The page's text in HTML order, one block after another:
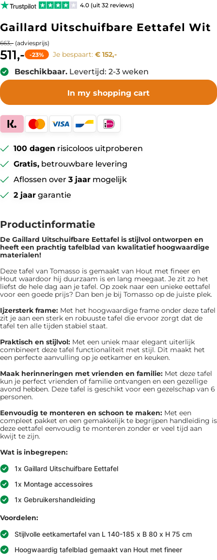
Productinformatie
De Gaillard Uitschuifbare Eettafel is ​​stijlvol ontworpen en
heeft een prachtig tafelblad van kwalitatief hoogwaardige
materialen!
Deze tafel van Tomasso is gemaakt van Hout met fineer en
Hout waardoor hij duurzaam is en lang meegaat. Je zit zo het
liefst de hele dag aan je tafel. Op zoek naar een unieke eettafel
voor een goede prijs? Dan ben je bij Tomasso op de juiste plek.
Ijzersterk frame: Met het hoogwaardige frame onder deze tafel
zit je aan een sterk en robuuste tafel die ervoor zorgt dat de
tafel ten alle tijden stabiel staat.
Praktisch en stijlvol: Met een uniek maar elegant uiterlijk
combineert deze tafel functionaliteit met stijl. Dit maakt het
een perfecte aanvulling op je eetkamer en keuken.
Maak herinneringen met vrienden en familie: Met deze tafel
kun je perfect vrienden of familie ontvangen en een gezellige
avond hebben. Deze tafel is geschikt voor een gezelschap van 6
personen.
Eenvoudig te monteren en schoon te maken: Met een
compleet pakket en een gemakkelijk te begrijpen handleiding is
deze eettafel eenvoudig te monteren zonder er veel tijd aan
kwijt te zijn.
Wat is inbegrepen:
1x Gaillard Uitschuifbare Eettafel
1x Montage accessoires
1x Gebruikershandleiding
Voordelen:
Stijlvolle eetkamertafel van L 140-185 x B 80 x H 75 cm
Hoogwaardig tafelblad gemaakt van Hout met fineer
4.0 (uit 32 reviews)
Gaillard Uitschuifbare Eettafel Wit
663,- (adviesprijs)
511,- -23% Je bespaart: € 152,-
Beschikbaar. Levertijd: 2-3 weken
In my shopping cart
100 dagen risicoloos uitproberen
Gratis, betrouwbare levering
Aflossen over 3 jaar mogelijk
2 jaargarantie